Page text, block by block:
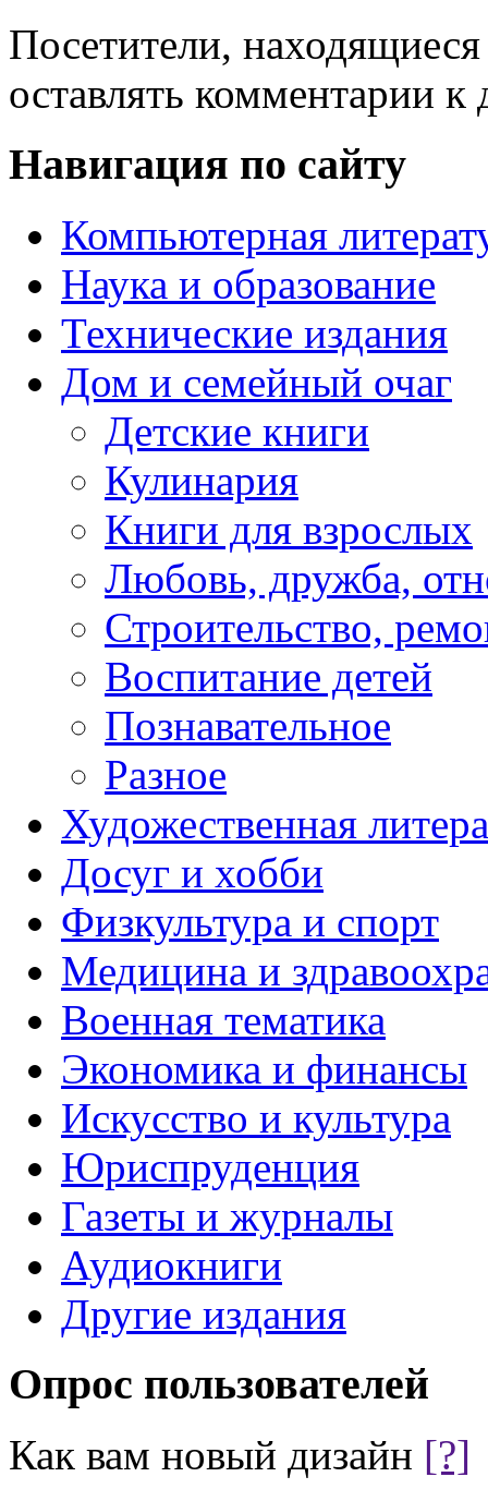
Посетители,
оставлять комментарии к
Навигация по сайту
Компьютерная
Наука и образование
Технические издания
Дом и семейный очаг
Детские книги
Кулинария
Книги для взрослых
Любовь, дружба,
Строительство,
Воспитание детей
Познавательное
Разное
Художественная
Досуг и хобби
Физкультура и спорт
Медицина и
Военная тематика
Экономика и финансы
Искусство и культура
Юриспруденция
Газеты и журналы
Аудиокниги
Другие издания
Опрос пользователей
Как вам новый дизайн [?]